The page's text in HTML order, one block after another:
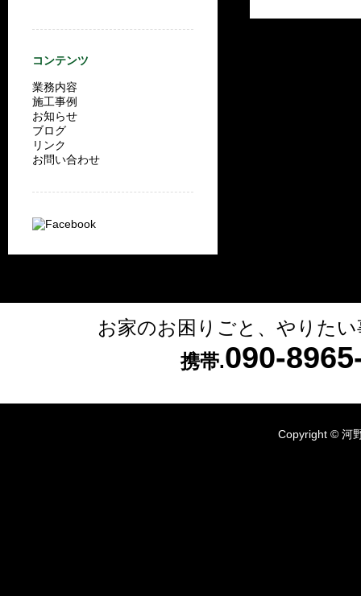
コンテンツ
業務内容
施工事例
お知らせ
ブログ
リンク
お問い合わせ
お家のお困りごと、やりた
携帯.090-
Copyright © 河